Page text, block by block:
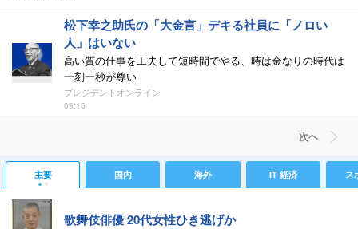
松下幸之助氏の「大金言」デキる社員に「ノロい
人」はいない
高い質の仕事を工夫して短時間でやる、時は金なりの時代は
一刻一秒が尊い
プレジデントオンライン
09:15
次ヘ
主要 国内 海外 IT 経済 ス
歌舞伎俳優 20代女性ひき逃げか